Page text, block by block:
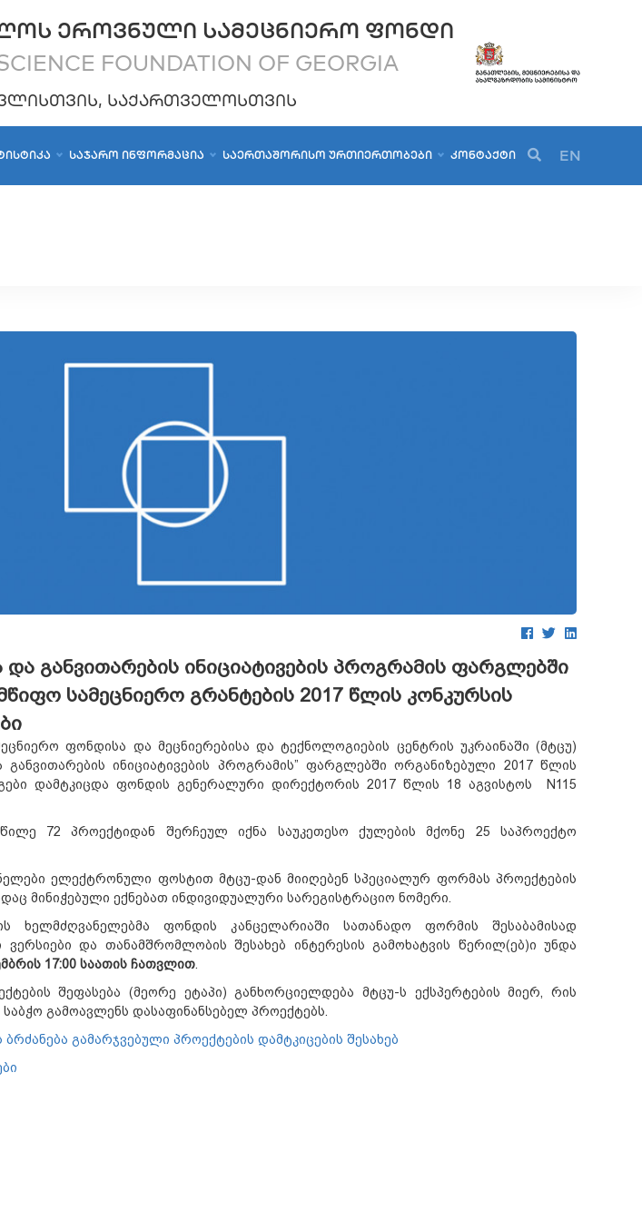
ᲔᲠᲝᲕᲜᲣᲚᲘ ᲡᲐᲛᲔᲪᲜᲘᲔᲠᲝ ᲤᲝᲜᲓᲘ
FOUNDATION OF GEORGIA
ᲡᲐᲥᲐᲠᲗᲕᲔᲚᲝᲡᲗᲕᲘᲡ
ᲡᲐᲯᲐᲠᲝ ᲘᲜᲤᲝᲠᲛᲐᲪᲘᲐ ᲡᲐᲔᲠᲗᲐᲨᲝᲠᲘᲡᲝ ᲣᲠᲗᲘᲔᲠᲗᲝᲑᲔᲑᲘ ᲙᲝᲜᲢᲐᲥᲢᲘ EN
და განვითარების ინიციატივების პროგრამის ფარგლებში
სამეცნიერო გრანტების 2017 წლის კონკურსის
ფონდისა და მეცნიერებისა და ტექნოლოგიების ცენტრის უკრაინაში (მტცუ)
განვითარების ინიციატივების პროგრამის” ფარგლებში ორგანიზებული 2017 წლის
დამტკიცდა ფონდის გენერალური დირექტორის 2017 წლის 18 აგვისტოს N115
72 პროექტიდან შერჩეულ იქნა საუკეთესო ქულების მქონე 25 საპროექტო
ელექტრონული ფოსტით მტცუ-დან მიიღებენ სპეციალურ ფორმას პროექტების
მინიჭებული ექნებათ ინდივიდუალური სარეგისტრაციო ნომერი.
ხელმძღვანელებმა ფონდის კანცელარიაში სათანადო ფორმის შესაბამისად
და თანამშრომლობის შესახებ ინტერესის გამოხატვის წერილ(ებ)ი უნდა
17:00 საათის ჩათვლით.
შეფასება (მეორე ეტაპი) განხორციელდება მტცუ-ს ექსპერტების მიერ, რის
გამოავლენს დასაფინანსებელ პროექტებს.
გამარჯვებული პროექტების დამტკიცების შესახებ